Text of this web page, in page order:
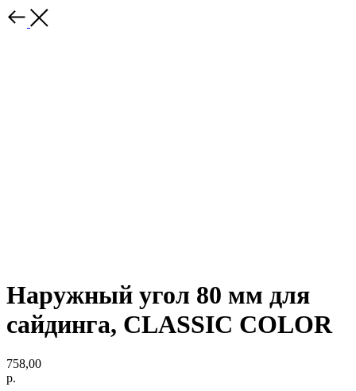
Наружный угол 80 мм для
сайдинга, CLASSIC COLOR
758,00
р.